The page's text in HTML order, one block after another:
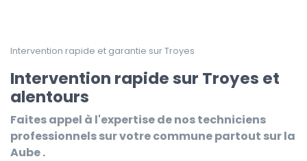
Intervention rapide et garantie sur Troyes
Intervention rapide sur Troyes et
alentours
Faites appel à l'expertise de nos techniciens
professionnels sur votre commune partout sur la
Aube .